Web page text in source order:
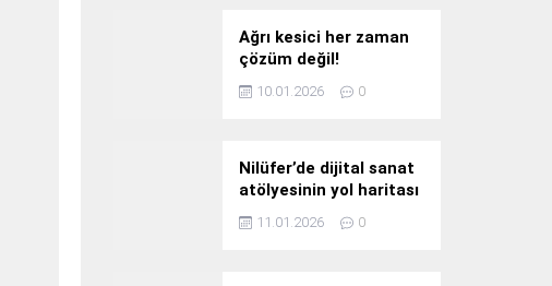
Ağrı kesici her zaman
çözüm değil!
10.01.2026 0
Nilüfer’de dijital sanat
atölyesinin yol haritası
konuşuldu
11.01.2026 0